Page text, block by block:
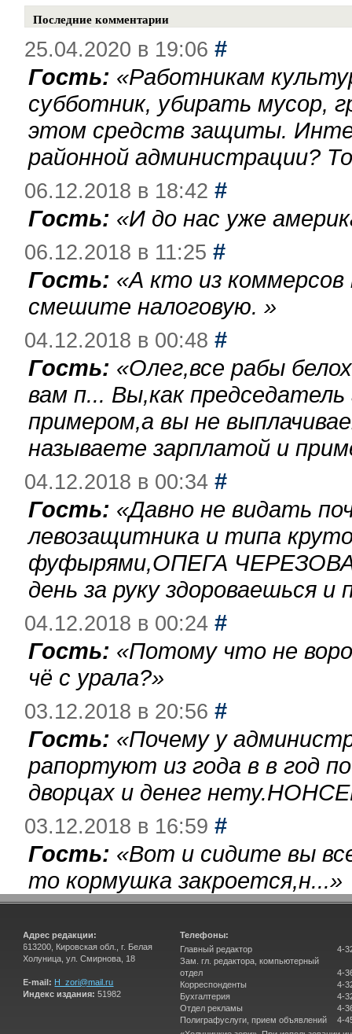
Последние комментарии
25.04.2020 в 19:06 #
Гость: «Работникам
субботник, убирать мусор,
этом средств защиты.
районной администрации?
06.12.2018 в 18:42 #
Гость: «И до нас уже
06.12.2018 в 11:25 #
Гость: «А кто из
смешите налоговую. »
04.12.2018 в 00:48 #
Гость: «Олег,все рабы
вам п... Вы,как
примером,а вы не
называете зарплатой и
04.12.2018 в 00:34 #
Гость: «Давно не видать
левозащитника и типа
фуфырями,ОПЕГА
день за руку здороваешься
04.12.2018 в 00:24 #
Гость: «Потому что не
чё с урала?»
03.12.2018 в 20:56 #
Гость: «Почему у
рапортуют из года в в год
дворцах и денег
03.12.2018 в 16:59 #
Гость: «Вот и сидите вы
то кормушка закроется,н...»
Адрес редакции:
613200, Кировская обл., г. Белая
Холуница, ул. Смирнова, 18
E-mail: H_zori@mail.ru
Индекс издания: 51982
Телефоны:
Главный редактор
Зам. гл. редактора, компьютерный
отдел
Корреспонденты
Бухгалтерия
Отдел рекламы
Полиграфуслуги, прием объявлений
4-
4-
4-
4-
4-
4-